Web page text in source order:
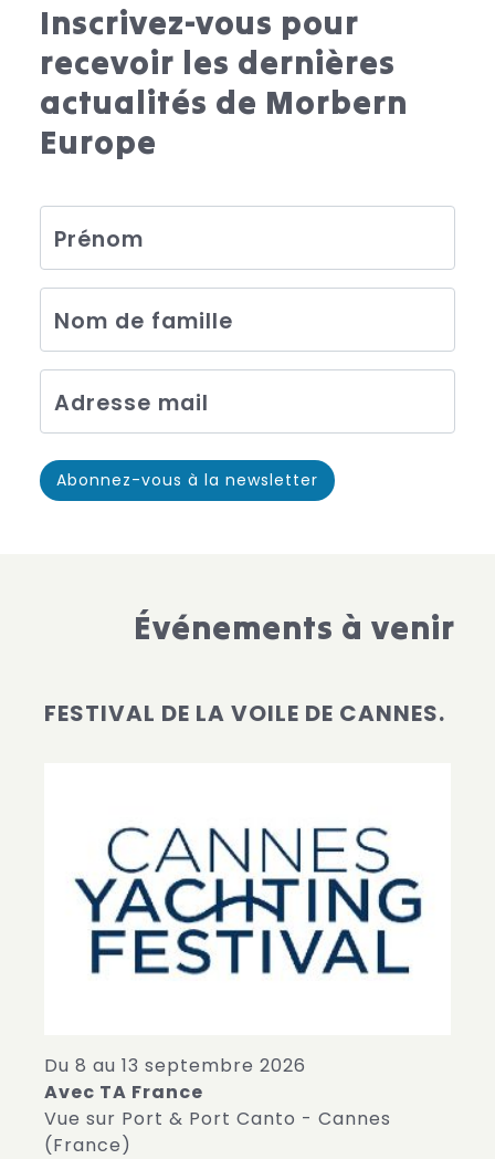
Inscrivez-vous pour
recevoir les dernières
actualités de Morbern
Europe
Prénom
Nom de famille
Adresse mail
Événements à venir
FESTIVAL DE LA VOILE DE CANNES.
Du 8 au 13 septembre 2026
Avec TA France
Vue sur Port & Port Canto - Cannes
(France)